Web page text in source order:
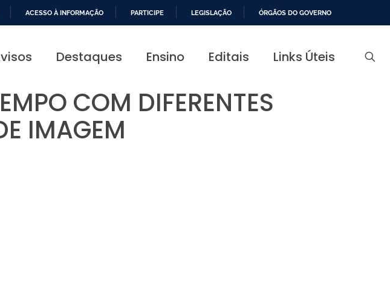
ACESSO À INFORMAÇÃO PARTICIPE LEGISLAÇÃO ÓRGÃOS DO GOVERNO
Destaques Ensino Editais Links Úteis
COM DIFERENTES
IMAGEM